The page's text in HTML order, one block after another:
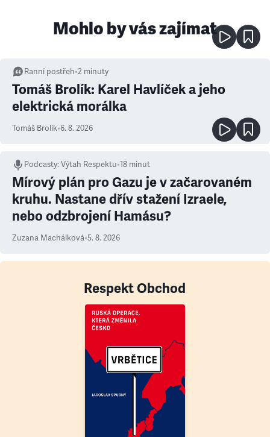
Mohlo by vás zajímat
Ranní postřeh•2 minuty
Tomáš Brolík: Karel Havlíček a jeho
elektrická morálka
Tomáš Brolík•6. 8. 2026
Podcasty:Výtah Respektu•18 minut
Mírový plán pro Gazu je v začarovaném
kruhu. Nastane dřív stažení Izraele,
nebo odzbrojení Hamásu?
Zuzana Machálková•5. 8. 2026
Respekt Obchod